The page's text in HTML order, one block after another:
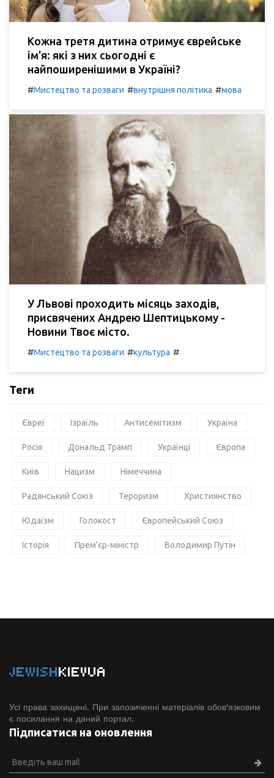
Кожна третя дитина отримує єврейське
ім'я: які з них сьогодні є
найпоширенішими в Україні?
#Мистецтво та розваги #внутрішня політика #мова
У Львові проходить місяць заходів,
присвячених Андрею Шептицькому -
Новини Твоє місто.
#Мистецтво та розваги #культура #
Теги
Євреї Ізраїль Антисемітизм Україна
Росія Дональд Трамп Українці Європа
Київ Нацизм Німеччина
Радянський Союз Тероризм Християнство
Юдаїзм Голокост Європейський Союз
Історія Прем'єр-міністр Володимир Путін
JEWISHKIEVUA
Усі права захищені. При запозиченні матеріалів обов'язковим
є посилання на даний портал.
Підписатися на оновлення